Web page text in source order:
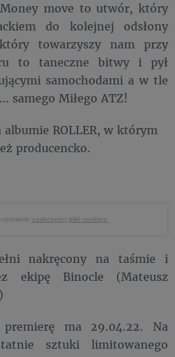
Money move to utwór, który
do kolejnej odsłony
towarzyszy nam przy
to taneczne bitwy i pył
samochodami a w tle
samego Miłego ATZ!
ROLLER, w którym
producencko.
zaakceptuj pliki cookies.
nakręcony na taśmie i
ekipę Binocle (Mateusz
premierę ma 29.04.22. Na
sztuki limitowanego